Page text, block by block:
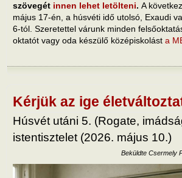
szövegét innen lehet letölteni. A
május 17-én, a húsvéti idő utolsó, Exaudi
6-tól. Szeretettel várunk minden
oktatót vagy oda készülő középiskolást a
Kérjük az ige
Húsvét utáni 5. (Rogate,
istentisztelet (2026. május 10.)
Beküldte Csermely